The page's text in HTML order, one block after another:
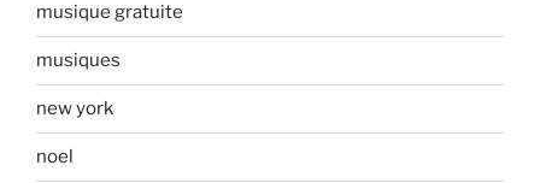
musique gratuite
musiques
new york
noel